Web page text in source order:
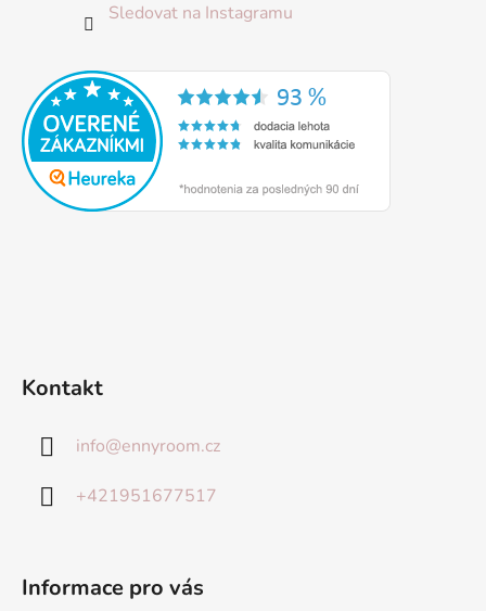
Sledovat na Instagramu
Kontakt
info@ennyroom.cz
+421951677517
Informace pro vás